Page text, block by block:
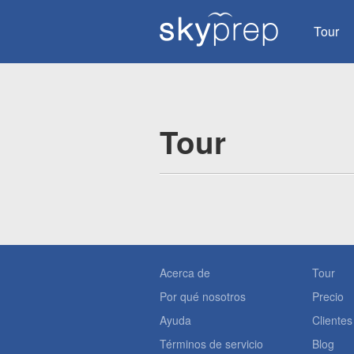
Tour
Tour
Acerca de
Por qué nosotros
Ayuda
Términos de servicio
Tour
Precio
Clientes
Blog